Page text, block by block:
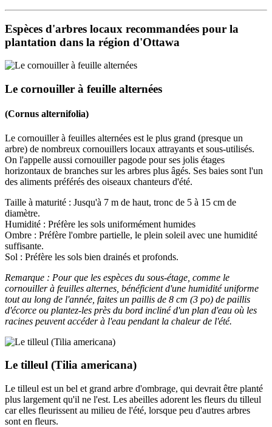
Espèces d'arbres locaux recommandées pour la
plantation dans la région d'Ottawa
Le cornouiller à feuille alternées
(Cornus alternifolia)
Le cornouiller à feuilles alternées est le plus grand (presque un
arbre) de nombreux cornouillers locaux attrayants et sous-utilisés.
On l'appelle aussi cornouiller pagode pour ses jolis étages
horizontaux de branches sur les arbres plus âgés. Ses baies sont l'un
des aliments préférés des oiseaux chanteurs d'été.
Taille à maturité : Jusqu'à 7 m de haut, tronc de 5 à 15 cm de
diamètre.
Humidité : Préfère les sols uniformément humides
Ombre : Préfère l'ombre partielle, le plein soleil avec une humidité
suffisante.
Sol : Préfère les sols bien drainés et profonds.
Remarque : Pour que les espèces du sous-étage, comme le
cornouiller à feuilles alternes, bénéficient d'une humidité uniforme
tout au long de l'année, faites un paillis de 8 cm (3 po) de paillis
d'écorce ou plantez-les près du bord incliné d'un plan d'eau où les
racines peuvent accéder à l'eau pendant la chaleur de l'été.
Le tilleul (Tilia americana)
Le tilleul est un bel et grand arbre d'ombrage, qui devrait être planté
plus largement qu'il ne l'est. Les abeilles adorent les fleurs du tilleul
car elles fleurissent au milieu de l'été, lorsque peu d'autres arbres
sont en fleurs.